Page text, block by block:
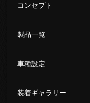
コンセプト
製品一覧
車種設定
装着ギャラリー